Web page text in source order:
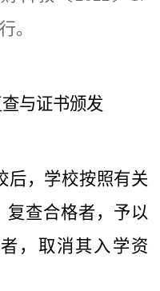
。
与证书颁发
后，学校按照有关
复查合格者，予以
，取消其入学资